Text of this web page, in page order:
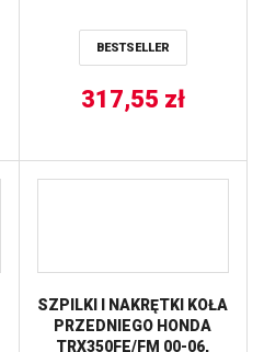
BESTSELLER
317,55 zł
SZPILKI I NAKRĘTKI KOŁA
PRZEDNIEGO HONDA
TRX350FE/FM 00-06,